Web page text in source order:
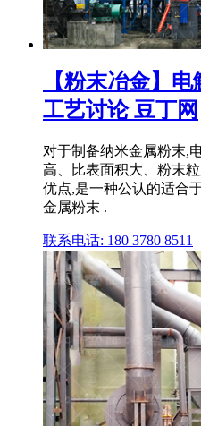
【粉末冶金】
工艺讨论 豆丁网
对于制备纳米金属粉末,
高、比表面积大、粉末
优点,是一种公认的适合
金属粉末 .
联系电话: 180 3780 8511